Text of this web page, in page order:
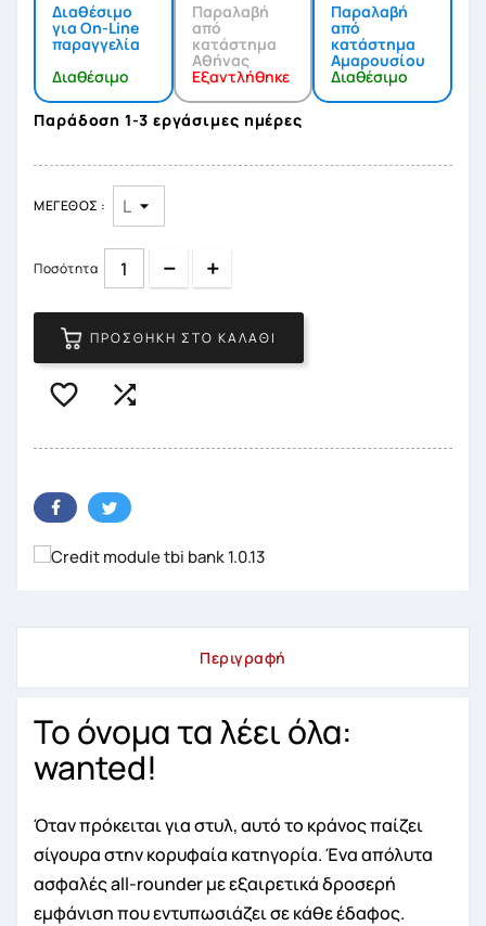
Διαθέσιμο
για On-Line
παραγγελία
Διαθέσιμο
Παραλαβή
από
κατάστημα
Αθήνας
Εξαντλήθηκε
Παραλαβή
από
κατάστημα
Αμαρουσίου
Διαθέσιμο
Παράδοση 1-3 εργάσιμες ημέρες
ΜΈΓΕΘΟΣ :
Ποσότητα Quantity
ΠΡΟΣΘΉΚΗ ΣΤΟ ΚΑΛΆΘΙ
 
Περιγραφή
Το όνομα τα λέει όλα:
wanted!
Όταν πρόκειται για στυλ, αυτό το κράνος παίζει
σίγουρα στην κορυφαία κατηγορία. Ένα απόλυτα
ασφαλές all-rounder με εξαιρετικά δροσερή
εμφάνιση που εντυπωσιάζει σε κάθε έδαφος.